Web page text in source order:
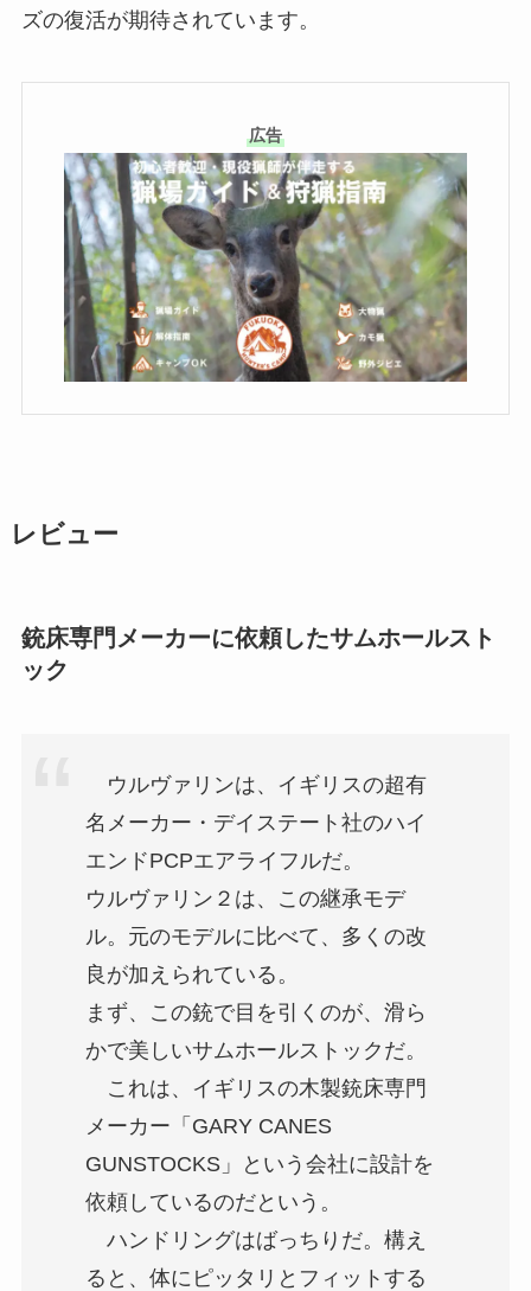
ズの復活が期待されています。
広告
レビュー
銃床専門メーカーに依頼したサムホールスト
ック
ウルヴァリンは、イギリスの超有
名メーカー・デイステート社のハイ
エンドPCPエアライフルだ。
ウルヴァリン２は、この継承モデ
ル。元のモデルに比べて、多くの改
良が加えられている。
まず、この銃で目を引くのが、滑ら
かで美しいサムホールストックだ。
これは、イギリスの木製銃床専門
メーカー「GARY CANES
GUNSTOCKS」という会社に設計を
依頼しているのだという。
ハンドリングはばっちりだ。構え
ると、体にピッタリとフィットする